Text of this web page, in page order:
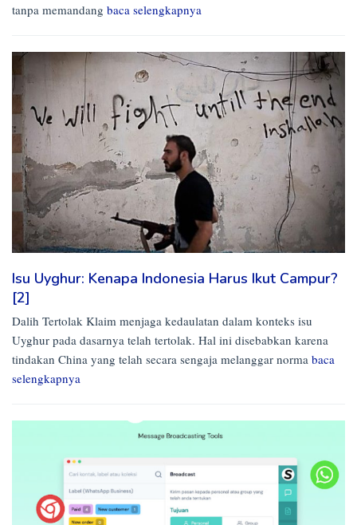
tanpa memandang baca selengkapnya
Isu Uyghur: Kenapa Indonesia Harus Ikut Campur?
[2]
Dalih Tertolak Klaim menjaga kedaulatan dalam konteks isu
Uyghur pada dasarnya telah tertolak. Hal ini disebabkan karena
tindakan China yang telah secara sengaja melanggar norma baca
selengkapnya